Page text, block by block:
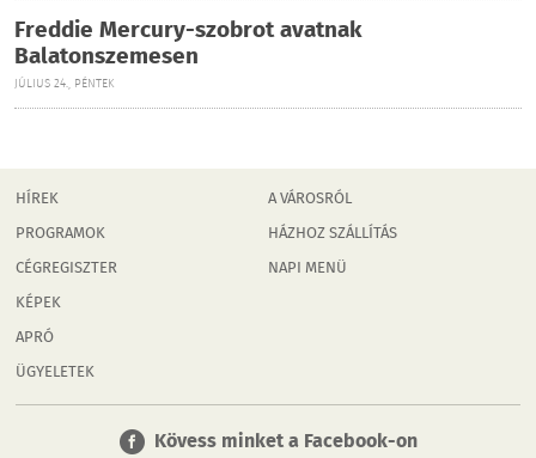
Freddie Mercury-szobrot avatnak
Balatonszemesen
JÚLIUS 24., PÉNTEK
HÍREK
PROGRAMOK
CÉGREGISZTER
KÉPEK
APRÓ
ÜGYELETEK
A VÁROSRÓL
HÁZHOZ SZÁLLÍTÁS
NAPI MENÜ
Kövess minket a Facebook-on